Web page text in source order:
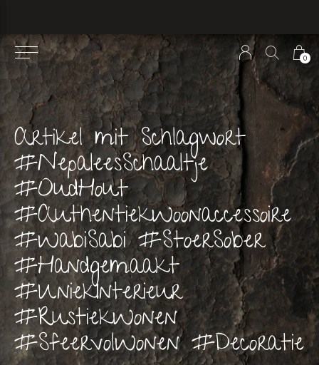
0
Artikel mit Schlagwort
#NepaleesSchaaltje
#OudHout
#AuthentiekWoonaccessoire
#WabiSabi #StoerSober
#Handgemaakt
#UniekInterieur
#RustiekWonen
#SfeervolWonen #Decoratie